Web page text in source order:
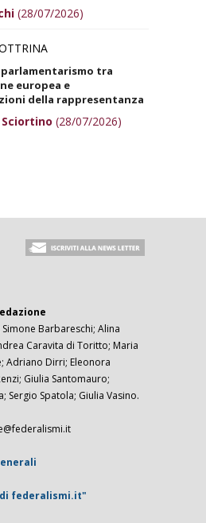
(28/07/2026)
parlamentarismo tra
europea e
della rappresentanza
(28/07/2026)
Barbareschi; Alina
Caravita di Toritto; Maria
Adriano Dirri; Eleonora
Giulia Santomauro;
Sergio Spatola; Giulia Vasino.
federalismi.it"